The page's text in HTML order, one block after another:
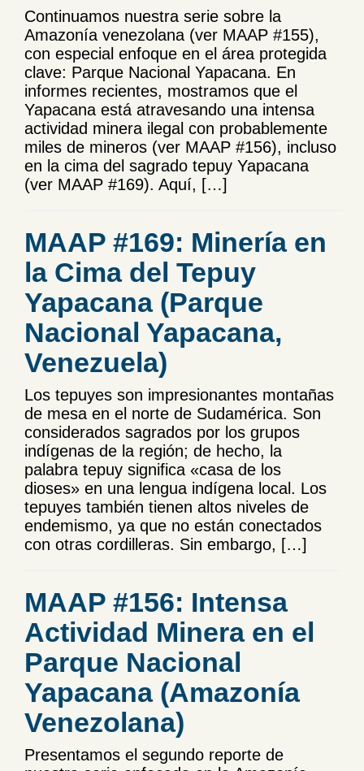
Continuamos nuestra serie sobre la
Amazonía venezolana (ver MAAP #155),
con especial enfoque en el área protegida
clave: Parque Nacional Yapacana. En
informes recientes, mostramos que el
Yapacana está atravesando una intensa
actividad minera ilegal con probablemente
miles de mineros (ver MAAP #156), incluso
en la cima del sagrado tepuy Yapacana
(ver MAAP #169). Aquí, […]
MAAP #169: Minería en
la Cima del Tepuy
Yapacana (Parque
Nacional Yapacana,
Venezuela)
Los tepuyes son impresionantes montañas
de mesa en el norte de Sudamérica. Son
considerados sagrados por los grupos
indígenas de la región; de hecho, la
palabra tepuy significa «casa de los
dioses» en una lengua indígena local. Los
tepuyes también tienen altos niveles de
endemismo, ya que no están conectados
con otras cordilleras. Sin embargo, […]
MAAP #156: Intensa
Actividad Minera en el
Parque Nacional
Yapacana (Amazonía
Venezolana)
Presentamos el segundo reporte de